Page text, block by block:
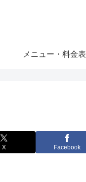
メニュー・料金表
X Facebook